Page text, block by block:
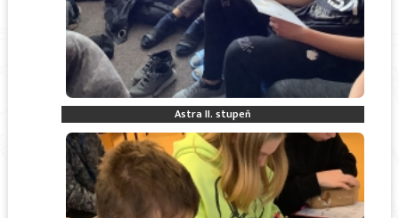
Astra II. stupeň